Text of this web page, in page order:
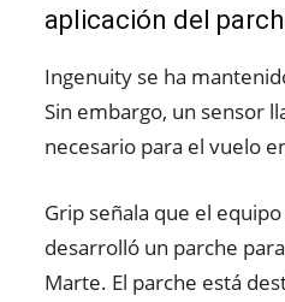
aplicación del
Ingenuity se ha
Sin embargo, un sensor
necesario para el vuelo
Grip señala que el
desarrolló un parche
Marte. El parche está